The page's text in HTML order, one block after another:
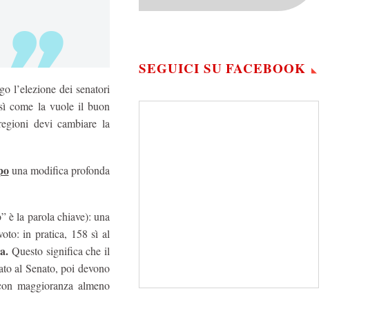
l’elezione dei senatori
come la vuole il buon
devi cambiare la
una modifica profonda
è la parola chiave): una
in pratica, 158 sì al
Questo significa che il
al Senato, poi devono
maggioranza almeno
SEGUICI SU FACEBOOK